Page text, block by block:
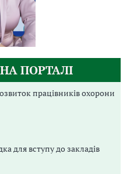
ПОРТАЛІ
працівників охорони
для вступу до закладів